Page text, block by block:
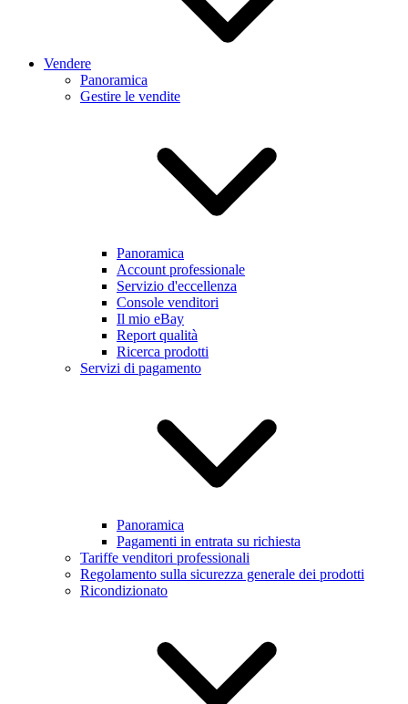
Vendere
Panoramica
Gestire le vendite
Panoramica
Account professionale
Servizio d'eccellenza
Console venditori
Il mio eBay
Report qualità
Ricerca prodotti
Servizi di pagamento
Panoramica
Pagamenti in entrata su richiesta
Tariffe venditori professionali
Regolamento sulla sicurezza generale dei prodotti
Ricondizionato